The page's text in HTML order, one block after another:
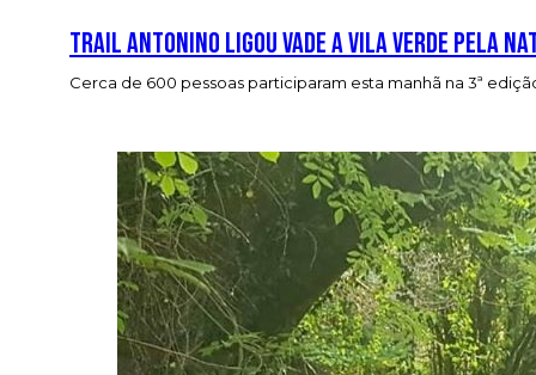
Trail Antonino ligou Vade a Vila Verde pela
Cerca de 600 pessoas participaram esta manhã na 3ª